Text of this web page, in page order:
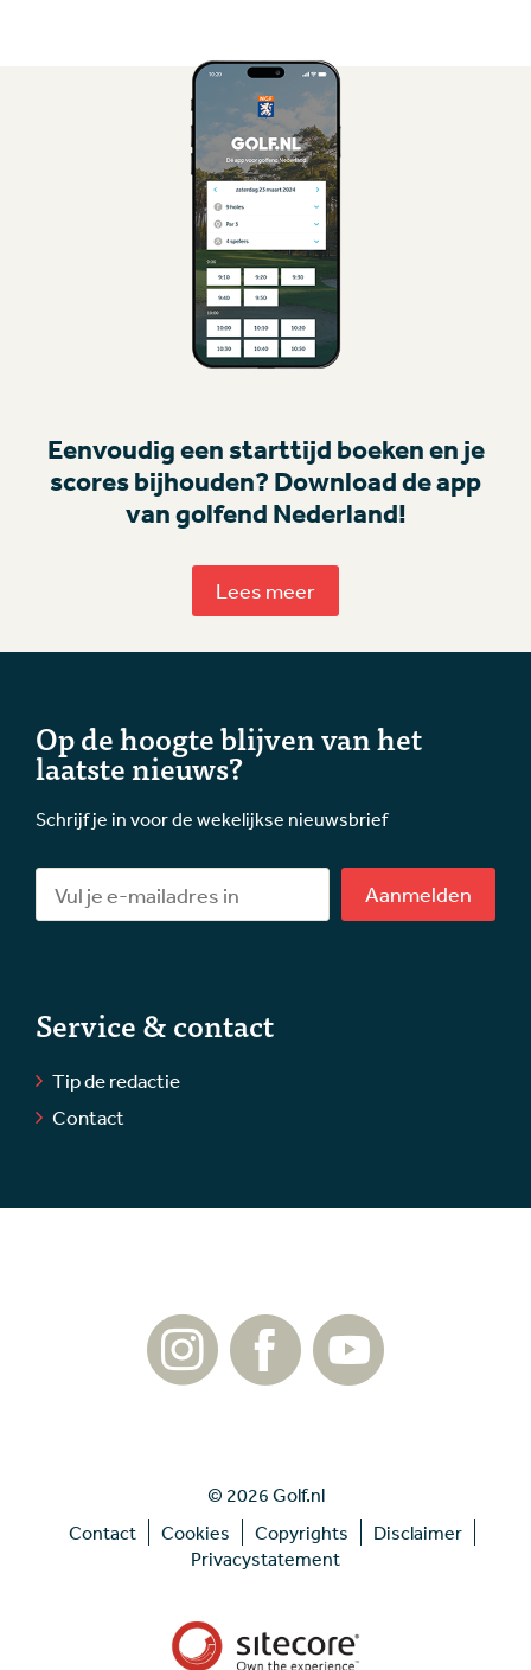
Eenvoudig een starttijd boeken en je
scores bijhouden? Download de app
van golfend Nederland!
Lees meer
Op de hoogte blijven van het
laatste nieuws?
Schrijf je in voor de wekelijkse nieuwsbrief
Aanmelden
Service & contact
Tip de redactie
Contact
© 2026 Golf.nl
Contact
Cookies Copyrights
Disclaimer
Privacystatement